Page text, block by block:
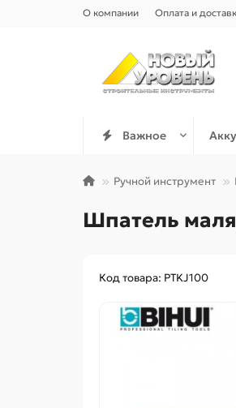
О компании Оплата и
Важное
Ручной инструмент
Шпатель
Код товара: PTKJ100